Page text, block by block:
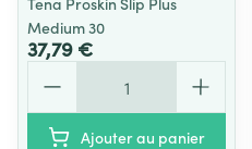
Medium 30
37,79 €
Ajouter au panier